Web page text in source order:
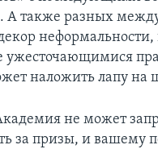
также разных
ужесточающимися
наложить лапу на
не может
за призы, и вашему